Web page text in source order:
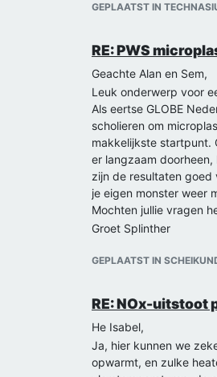
GEPLAATST IN
RE: PWS
Geachte Alan en Sem,
Leuk onderwerp voor
Als eertse GLOBE
scholieren om
makkelijkste startpunt.
er langzaam
zijn de resultaten goed
je eigen monster weer
Mochten jullie vragen
Groet Splinther
GEPLAATST IN
RE: NOx-uitstoot
He Isabel,
Ja, hier kunnen we
opwarmt, en zulke